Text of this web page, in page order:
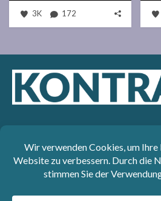
3K 172
seinen Beiträgen die aktuelle Politik.
Gesellschaft, Staat und Wirtschaft
emanzipatorischen Standpunkt aus.